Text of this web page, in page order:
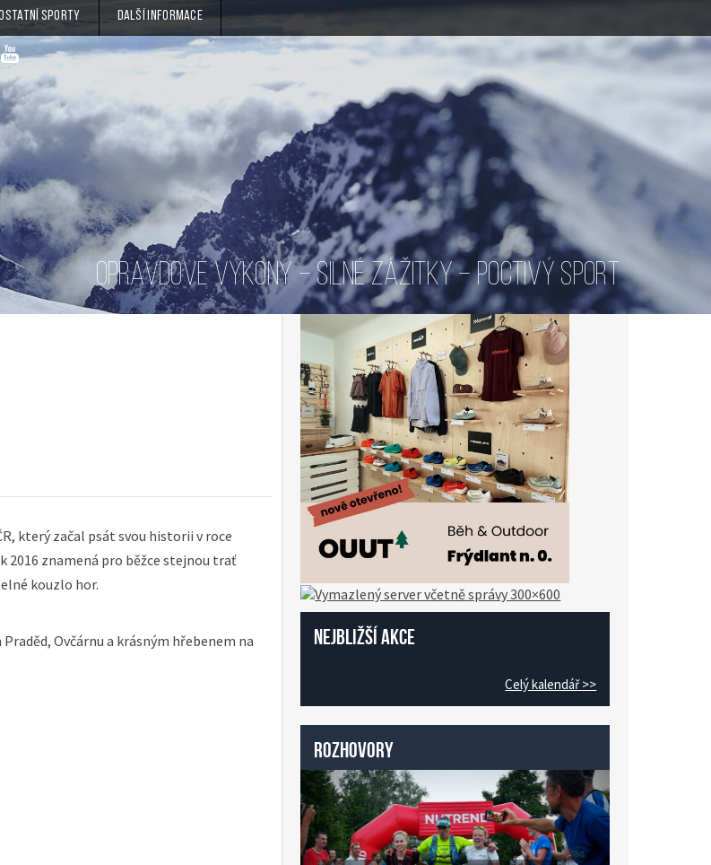
sporty Další informace
OPRAVDOVÉ VÝKONY – SILNÉ ZÁŽITKY – POCTIVÝ SPORT
který začal psát svou historii v roce
2016 znamená pro běžce stejnou trať
kouzlo hor.
Ovčárnu a krásným hřebenem na
Nejbližší akce
Celý kalendář >>
Rozhovory